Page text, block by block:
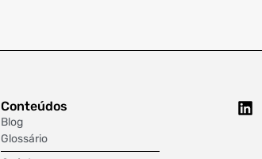
Conteúdos
Blog
Glossário